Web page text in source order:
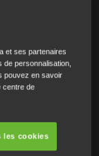
européens
et ses partenaires
personnalisation,
pouvez en savoir
centre de
les cookies